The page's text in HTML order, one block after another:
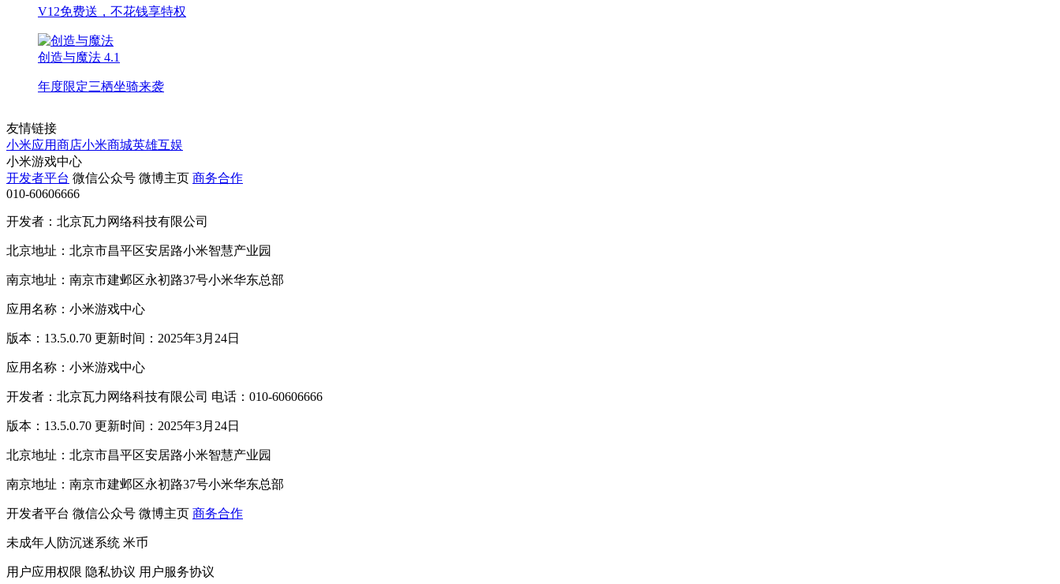
V12免费送，不花钱享特权
创造与魔法 4.1
年度限定三栖坐骑来袭
友情链接
小米应用商店小米商城英雄互娱
小米游戏中心
开发者平台 微信公众号 微博主页 商务合作
010-60606666
开发者：北京瓦力网络科技有限公司
北京地址：北京市昌平区安居路小米智慧产业园
南京地址：南京市建邺区永初路37号小米华东总部
应用名称：小米游戏中心
版本：13.5.0.70 更新时间：2025年3月24日
应用名称：小米游戏中心
开发者：北京瓦力网络科技有限公司 电话：010-60606666
版本：13.5.0.70 更新时间：2025年3月24日
北京地址：北京市昌平区安居路小米智慧产业园
南京地址：南京市建邺区永初路37号小米华东总部
开发者平台 微信公众号 微博主页 商务合作
未成年人防沉迷系统 米币
用户应用权限 隐私协议 用户服务协议